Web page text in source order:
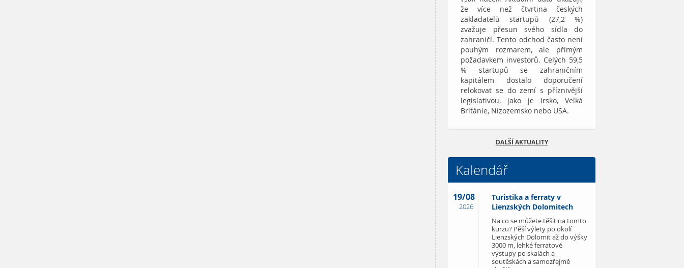
že více než čtvrtina českých
zakladatelů startupů (27,2 %)
zvažuje přesun svého sídla do
zahraničí. Tento odchod často není
pouhým rozmarem, ale přímým
požadavkem investorů. Celých 59,5
% startupů se zahraničním
kapitálem dostalo doporučení
relokovat se do zemí s příznivější
legislativou, jako je Irsko, Velká
Británie, Nizozemsko nebo USA.
DALŠÍ AKTUALITY
Kalendář
19/08
2026
Turistika a ferraty v
Lienzských Dolomitech
Na co se můžete těšit na tomto
kurzu? Pěší výlety po okolí
Lienzských Dolomit až do výšky
3000 m, lehké ferratové
výstupy po skalách a
soutěskách a samozřejmě